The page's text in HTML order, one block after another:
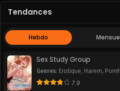
Chapitre 64
June 13, 2025
Chapitre 62
June 13, 2025
Chapitre 60
June 13, 2025
Tendances
Hebdo
Sex Study Group
Genres: Erotique, Harem,
Webtoon
7.9